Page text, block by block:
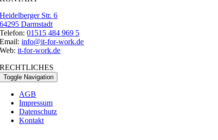
Heidelberger Str. 6
64295 Darmstadt
Telefon:01515 484 969 5
Email:info@it-for-work.de
Web:it-for-work.de
RECHTLICHES
Toggle Navigation
AGB
Impressum
Datenschutz
Kontakt